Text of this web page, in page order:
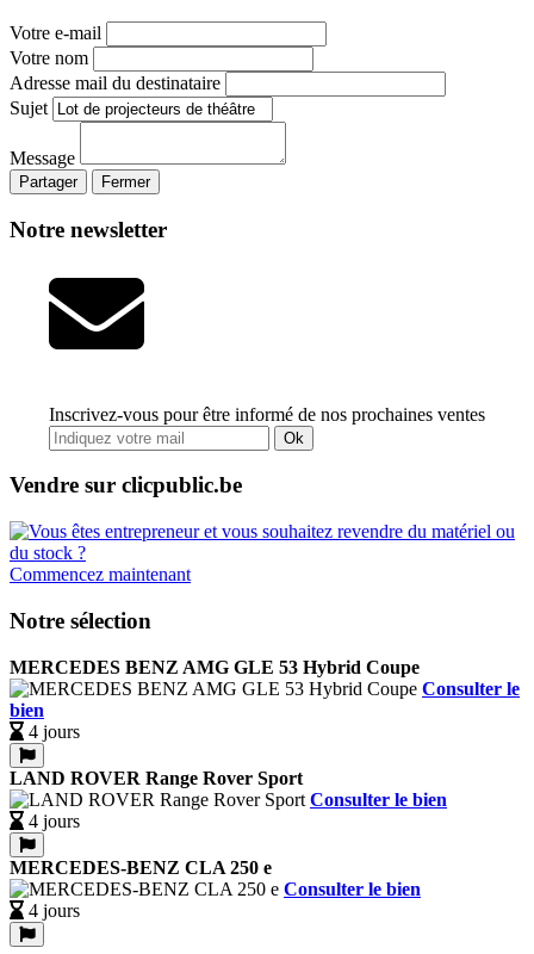
Votre e-mail
Votre nom
Adresse mail du destinataire
Sujet
Message
Partager Fermer
Notre newsletter
Inscrivez-vous pour être informé de nos prochaines ventes
Ok
Vendre sur clicpublic.be
Commencez maintenant
Notre sélection
MERCEDES BENZ AMG GLE 53 Hybrid Coupe
Consulter le
bien
4 jours
LAND ROVER Range Rover Sport
Consulter le bien
4 jours
MERCEDES-BENZ CLA 250 e
Consulter le bien
4 jours